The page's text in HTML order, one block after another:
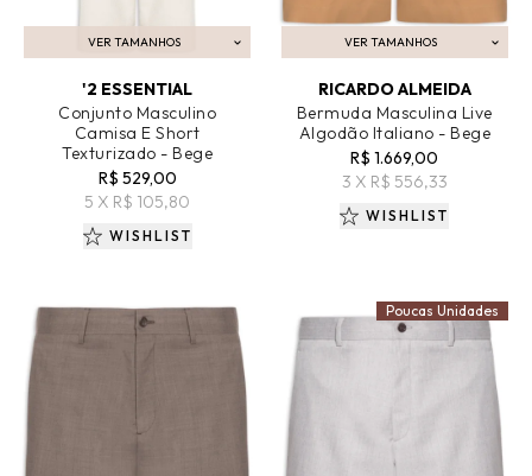
VER TAMANHOS
ADICIONAR AO CARRINHO
'2 ESSENTIAL
Conjunto Masculino
Camisa E Short
Texturizado - Bege
R$ 529,00
5 X R$ 105,80
WISHLIST
VER TAMANHOS
ADICIONAR AO CARRINHO
RICARDO ALMEIDA
Bermuda Masculina Live
Algodão Italiano - Bege
R$ 1.669,00
3 X R$ 556,33
WISHLIST
Poucas Unidades